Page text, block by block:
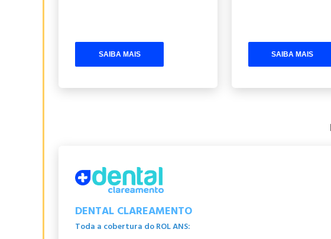
SAIBA MAIS SAIBA MAIS
DENTAL CLAREAMENTO
Toda a cobertura do ROL ANS: